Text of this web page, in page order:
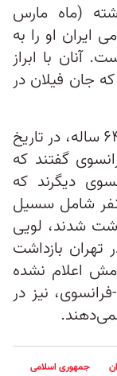
(ماه مارس
ایران او را به
آنان با ابراز
جان فیلان در
بنجامين بریر ۳۷ ساله و برنارد فیلان ۶۴ ساله، در تاریخ
فرانسوی گفتند که
دیگرند که
نفر شامل سسیل
که در مه ۲۰۲۲ بازداشت شدند، لویی
۳۵ ساله که در سپتامبر ۲۰۲۲ در تهران بازداشت
اعلام نشده
نیز در
جمهوری اسلامی